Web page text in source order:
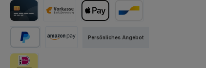
PayPal
Persönliches Angebot